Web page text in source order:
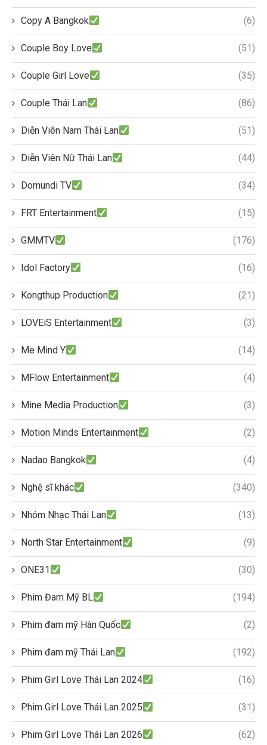
Copy A Bangkok (6)
Couple Boy Love (51)
Couple Girl Love (35)
Couple Thái Lan (86)
Diễn Viên Nam Thái Lan (51)
Diễn Viên Nữ Thái Lan (44)
Domundi TV (34)
FRT Entertainment (15)
GMMTV (176)
Idol Factory (16)
Kongthup Production (21)
LOVEiS Entertainment (3)
Me Mind Y (14)
MFlow Entertainment (4)
Mine Media Production (3)
Motion Minds Entertainment (2)
Nadao Bangkok (4)
Nghệ sĩ khác (340)
Nhóm Nhạc Thái Lan (13)
North Star Entertainment (9)
ONE31 (30)
Phim Đam Mỹ BL (194)
Phim đam mỹ Hàn Quốc (2)
Phim đam mỹ Thái Lan (192)
Phim Girl Love Thái Lan 2024 (16)
Phim Girl Love Thái Lan 2025 (31)
Phim Girl Love Thái Lan 2026 (62)